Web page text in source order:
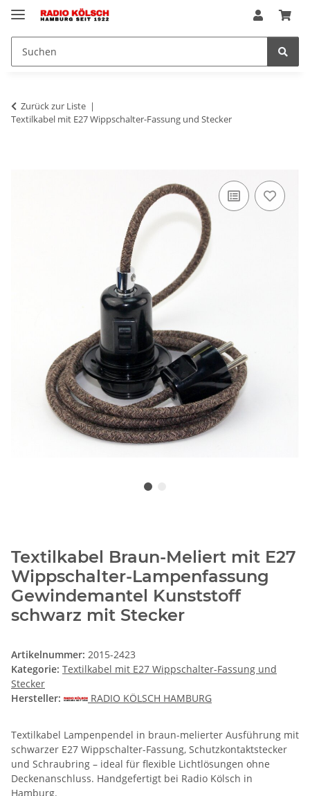
Zurück zur Liste
Textilkabel mit E27 Wippschalter-Fassung und Stecker
Textilkabel Braun-Meliert mit E27
Wippschalter-Lampenfassung
Gewindemantel Kunststoff
schwarz mit Stecker
Artikelnummer: 2015-2423
Kategorie: Textilkabel mit E27 Wippschalter-Fassung und
Stecker
Hersteller:
RADIO KÖLSCH HAMBURG
Textilkabel Lampenpendel in braun-melierter Ausführung mit
schwarzer E27 Wippschalter-Fassung, Schutzkontaktstecker
und Schraubring – ideal für flexible Lichtlösungen ohne
Deckenanschluss. Handgefertigt bei Radio Kölsch in
Hamburg.